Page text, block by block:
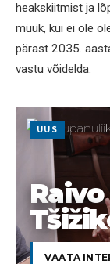
heakskiitmist ja
müük, kui ei ole
pärast 2035.
vastu võidelda.
UUS
VAATA